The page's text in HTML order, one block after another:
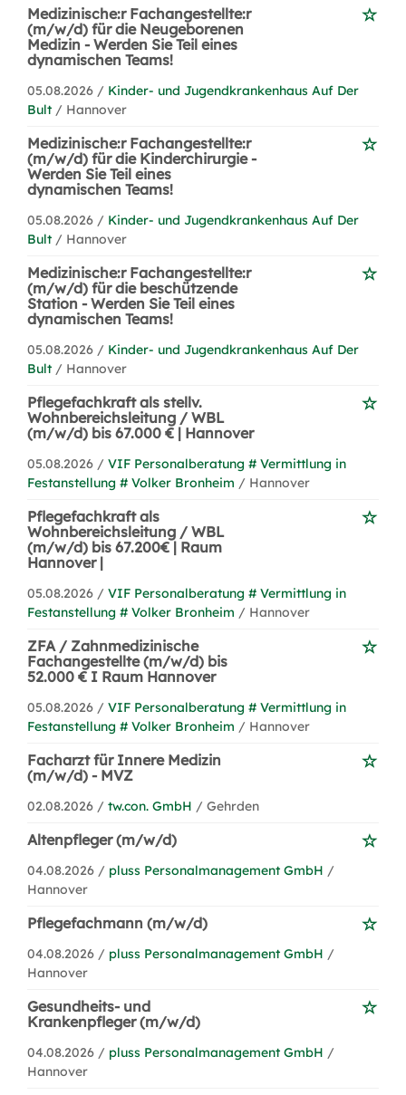
Medizinische:r Fachangestellte:r
(m/w/d) für die Neugeborenen
Medizin - Werden Sie Teil eines
dynamischen Teams!
05.08.2026 / Kinder- und Jugendkrankenhaus Auf Der
Bult / Hannover
Medizinische:r Fachangestellte:r
(m/w/d) für die Kinderchirurgie -
Werden Sie Teil eines
dynamischen Teams!
05.08.2026 / Kinder- und Jugendkrankenhaus Auf Der
Bult / Hannover
Medizinische:r Fachangestellte:r
(m/w/d) für die beschützende
Station - Werden Sie Teil eines
dynamischen Teams!
05.08.2026 / Kinder- und Jugendkrankenhaus Auf Der
Bult / Hannover
Pflegefachkraft als stellv.
Wohnbereichsleitung / WBL
(m/w/d) bis 67.000 € | Hannover
05.08.2026 / VIF Personalberatung # Vermittlung in
Festanstellung # Volker Bronheim / Hannover
Pflegefachkraft als
Wohnbereichsleitung / WBL
(m/w/d) bis 67.200€ | Raum
Hannover |
05.08.2026 / VIF Personalberatung # Vermittlung in
Festanstellung # Volker Bronheim / Hannover
ZFA / Zahnmedizinische
Fachangestellte (m/w/d) bis
52.000 € I Raum Hannover
05.08.2026 / VIF Personalberatung # Vermittlung in
Festanstellung # Volker Bronheim / Hannover
Facharzt für Innere Medizin
(m/w/d) - MVZ
02.08.2026 / tw.con. GmbH / Gehrden
Altenpfleger (m/w/d)
04.08.2026 / pluss Personalmanagement GmbH /
Hannover
Pflegefachmann (m/w/d)
04.08.2026 / pluss Personalmanagement GmbH /
Hannover
Gesundheits- und
Krankenpfleger (m/w/d)
04.08.2026 / pluss Personalmanagement GmbH /
Hannover